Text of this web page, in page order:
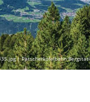
| Patscherkofelbahn